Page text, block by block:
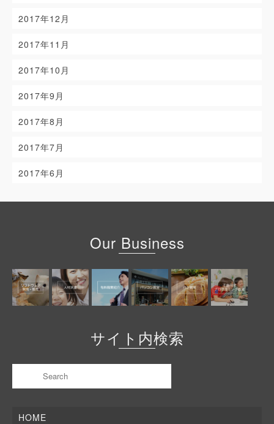
2017年12月
2017年11月
2017年10月
2017年9月
2017年8月
2017年7月
2017年6月
Our Business
サイト内検索
HOME